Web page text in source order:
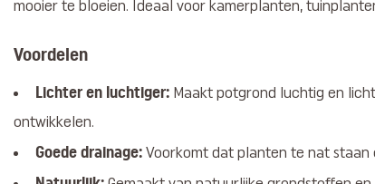
mooier te bloeien. Ideaal voor kamerplanten,
Voordelen
Lichter en luchtiger: Maakt potgrond luchtig en
ontwikkelen.
Goede drainage: Voorkomt dat planten te nat